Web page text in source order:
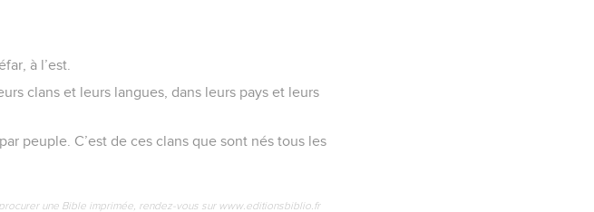
à l’est.
clans et leurs langues, dans leurs pays et leurs
peuple. C’est de ces clans que sont nés tous les
une Bible imprimée, rendez-vous sur www.editionsbiblio.fr